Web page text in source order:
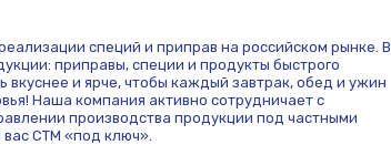
специй и приправ на российском рынке. В
приправы, специи и продукты быстрого
и ярче, чтобы каждый завтрак, обед и ужин
Наша компания активно сотрудничает с
производства продукции под частными
вас СТМ «под ключ».